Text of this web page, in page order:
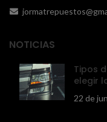
NOTICIAS
Tipos
elegir
22 de